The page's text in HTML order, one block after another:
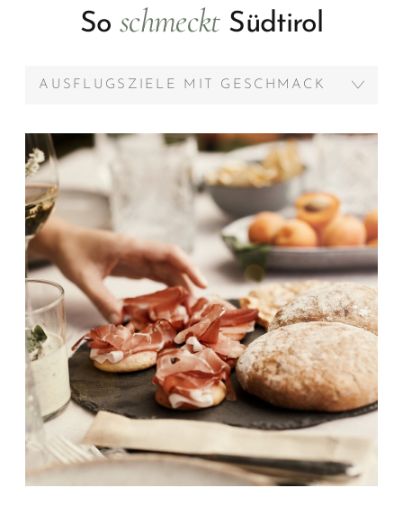
SoschmecktSüdtirol
AUSFLUGSZIELE MIT GESCHMACK